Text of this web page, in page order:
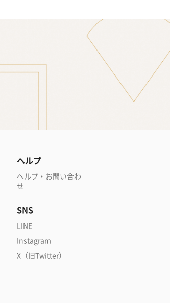
ヘルプ
ヘルプ・お問い合わ
せ
SNS
LINE
Instagram
X（旧Twitter）